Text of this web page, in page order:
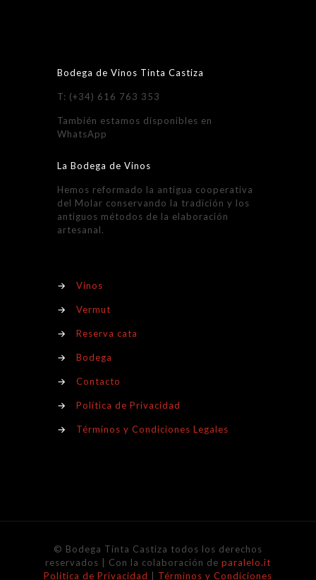
Bodega de Vinos Tinta Castiza
T: (+34) 616 763 353
También estamos disponibles en
WhatsApp
La Bodega de Vinos
Hemos reformado la antigua cooperativa
del Molar conservando la tradición y los
antiguos métodos de la elaboración
artesanal.
→ Vinos
→ Vermut
→ Reserva cata
→ Bodega
→ Contacto
→ Política de Privacidad
→ Términos y Condiciones Legales
© Bodega Tinta Castiza todos los derechos
reservados | Con la colaboración de paralelo.it
Política de Privacidad
Términos y Condiciones